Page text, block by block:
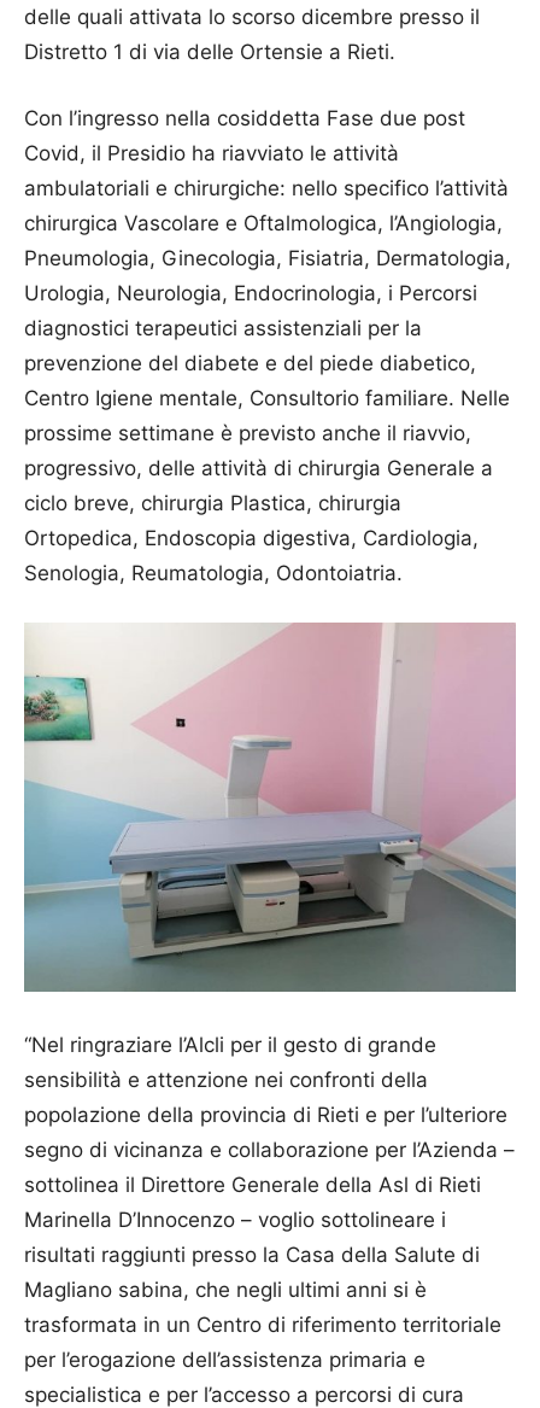
delle quali attivata lo scorso dicembre presso il
Distretto 1 di via delle Ortensie a Rieti.
Con l’ingresso nella cosiddetta Fase due post
Covid, il Presidio ha riavviato le attività
ambulatoriali e chirurgiche: nello specifico l’attività
chirurgica Vascolare e Oftalmologica, l’Angiologia,
Pneumologia, Ginecologia, Fisiatria, Dermatologia,
Urologia, Neurologia, Endocrinologia, i Percorsi
diagnostici terapeutici assistenziali per la
prevenzione del diabete e del piede diabetico,
Centro Igiene mentale, Consultorio familiare. Nelle
prossime settimane è previsto anche il riavvio,
progressivo, delle attività di chirurgia Generale a
ciclo breve, chirurgia Plastica, chirurgia
Ortopedica, Endoscopia digestiva, Cardiologia,
Senologia, Reumatologia, Odontoiatria.
“Nel ringraziare l’Alcli per il gesto di grande
sensibilità e attenzione nei confronti della
popolazione della provincia di Rieti e per l’ulteriore
segno di vicinanza e collaborazione per l’Azienda –
sottolinea il Direttore Generale della Asl di Rieti
Marinella D’Innocenzo – voglio sottolineare i
risultati raggiunti presso la Casa della Salute di
Magliano sabina, che negli ultimi anni si è
trasformata in un Centro di riferimento territoriale
per l’erogazione dell’assistenza primaria e
specialistica e per l’accesso a percorsi di cura